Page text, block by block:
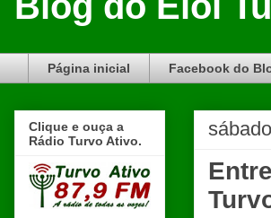
Página inicial Facebook do
Clique e ouça a
Rádio Turvo Ativo.